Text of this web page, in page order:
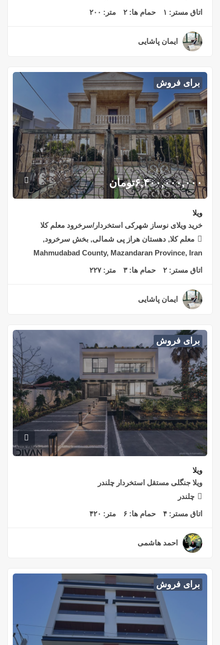
اتاق مستر: ۱ حمام ها: ۲ متر: ۲۰۰
ایمان پاشایی
برای فروش
۶,۴۰۰,۰۰۰,۰۰۰تومان
ویلا
خرید ویلای نوساز شهرکی استخردار/سرخرود معلم کلا
معلم کلا, دهستان هراز پی شمالی, بخش سرخرود,
Mahmudabad County, Mazandaran Province, Iran
اتاق مستر: ۲ حمام ها:۳ متر:۲۲۷
ایمان پاشایی
برای فروش
ویلا
ویلا جنگلی مستقل استخردار چلندر
چلندر
اتاق مستر: ۴ حمام ها: ۶ متر: ۴۲۰
احمد هاشمی
برای فروش